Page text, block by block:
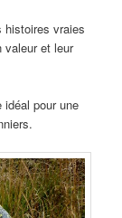
histoires vraies
valeur et leur
pour une